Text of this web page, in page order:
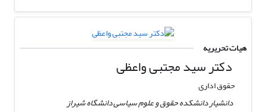
هیات تحریریه
دکتر سید مجتبی واعظی
حقوق اداری
دانشیار دانشکده حقوق و علوم سیاسی دانشگاه شیراز